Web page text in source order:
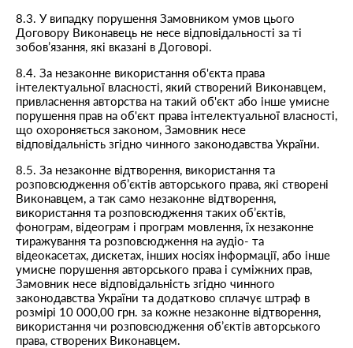
8.3. У випадку порушення Замовником умов цього
Договору Виконавець не несе відповідальності за ті
зобов’язання, які вказані в Договорі.
8.4. За незаконне використання об'єкта права
інтелектуальної власності, який створений Виконавцем,
привласнення авторства на такий об'єкт або інше умисне
порушення прав на об'єкт права інтелектуальної власності,
що охороняється законом, Замовник несе
відповідальність згідно чинного законодавства України.
8.5. За незаконне відтворення, використання та
розповсюдження об’єктів авторського права, які створені
Виконавцем, а так само незаконне відтворення,
використання та розповсюдження таких об’єктів,
фонограм, відеограм і програм мовлення, їх незаконне
тиражування та розповсюдження на аудіо- та
відеокасетах, дискетах, інших носіях інформації, або інше
умисне порушення авторського права і суміжних прав,
Замовник несе відповідальність згідно чинного
законодавства України та додатково сплачує штраф в
розмірі 10 000,00 грн. за кожне незаконне відтворення,
використання чи розповсюдження об’єктів авторського
права, створених Виконавцем.